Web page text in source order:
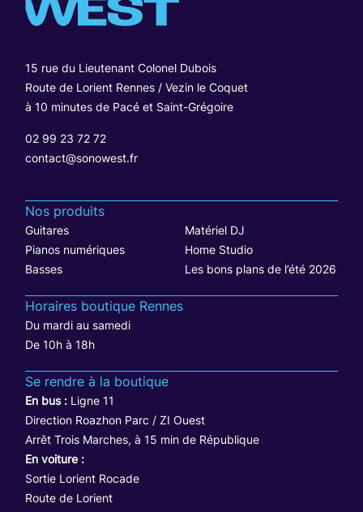
15 rue du Lieutenant Colonel Dubois
Route de Lorient Rennes / Vezin le Coquet
à 10 minutes de Pacé et Saint-Grégoire
02 99 23 72 72
contact@sonowest.fr
Nos produits
Guitares
Matériel DJ
Pianos numériques
Home Studio
Basses
Les bons plans de l’été 2026
Horaires boutique Rennes
Du mardi au samedi
De 10h à 18h
Se rendre à la boutique
En bus : Ligne 11
Direction Roazhon Parc / ZI Ouest
Arrêt Trois Marches, à 15 min de République
En voiture :
Sortie Lorient Rocade
Route de Lorient